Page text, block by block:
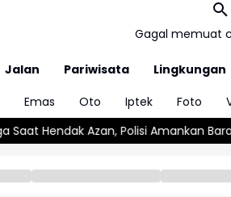
Gagal memuat
Jalan Pariwisata Lingkungan
Emas Oto Iptek Foto
Amankan Barang Bukti Sajam